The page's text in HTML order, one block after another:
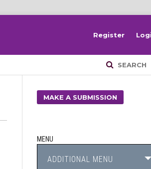
SEARCH
Register
MAKE A SUBMISSION
MENU
ADDITIONAL MENU